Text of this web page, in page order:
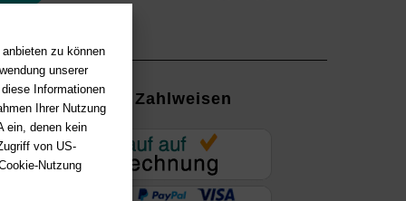
zu können
unserer
Informationen
Ihrer Nutzung
ein, denen kein
von US-
Nutzung
mit
Zahlweisen